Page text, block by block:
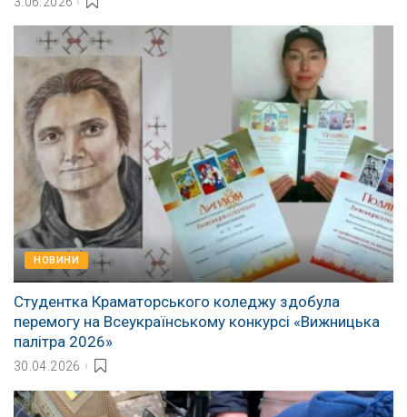
НОВИНИ
Студентка Краматорського коледжу здобула
перемогу на Всеукраїнському конкурсі «Вижницька
палітра 2026»
30.04.2026